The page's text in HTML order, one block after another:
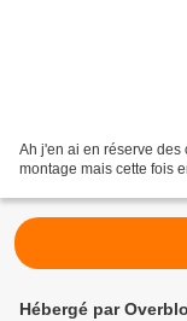
Ah j'en ai en réserve des
montage mais cette fois
Hébergé par